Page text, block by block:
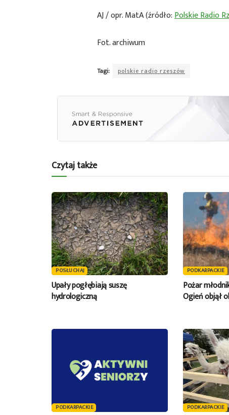
AJ / opr. MatA (źródło:Polskie Radio
Fot. archiwum
Tagi: polskie radio rzeszów
Czytaj także
POSŁUCHAJ
Upały pogłębiają suszę
hydrologiczną
PODKARPACKIE
Pożar
Ogień objął
PODKARPACKIE PODKARPACKIE